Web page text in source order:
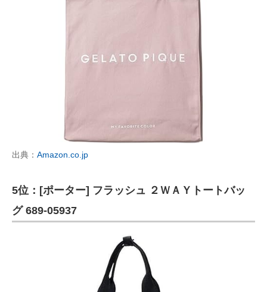
出典： Amazon.co.jp
5位：[ポーター] フラッシュ ２ＷＡＹトートバッ
グ 689-05937